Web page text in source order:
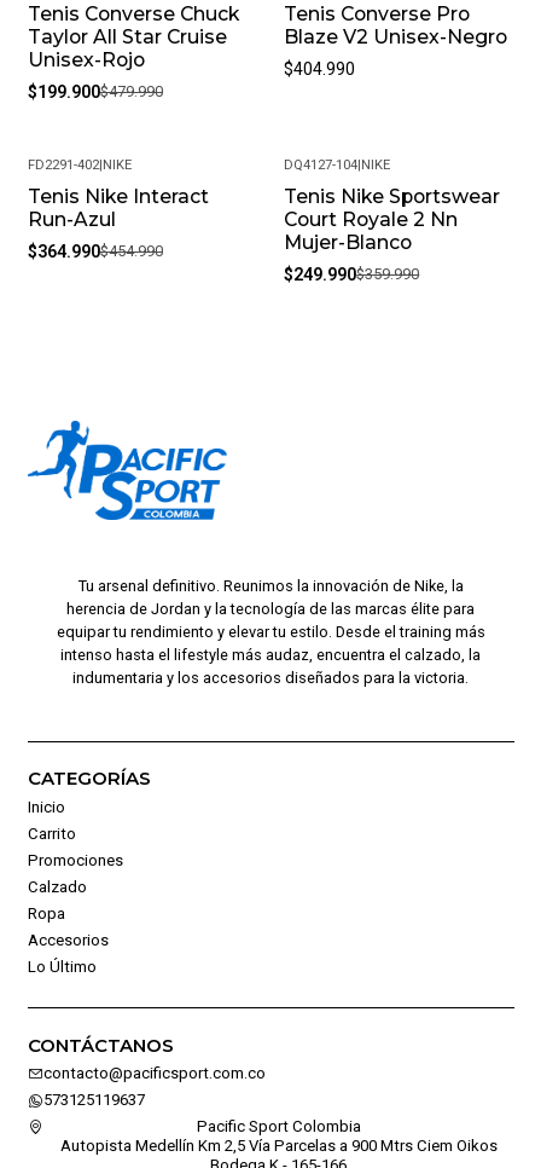
-58%
Tenis Converse Chuck
Taylor All Star Cruise
Unisex-Rojo
$199.900$479.990
Tenis Converse Pro
Blaze V2 Unisex-Negro
$404.990
-20%
FD2291-402| NIKE
Tenis Nike Interact
Run-Azul
$364.990$454.990
-31%
DQ4127-104 NIKE
Tenis Nike Sportswear
Court Royale 2 Nn
Mujer-Blanco
$249.990$359.990
Tu arsenal definitivo. Reunimos la innovación de Nike, la
herencia de Jordan y la tecnología de las marcas élite para
equipar tu rendimiento y elevar tu estilo. Desde el training más
intenso hasta el lifestyle más audaz, encuentra el calzado, la
indumentaria y los accesorios diseñados para la victoria.
CATEGORÍAS
Inicio
Carrito
Promociones
Calzado
Ropa
Accesorios
Lo Último
CONTÁCTANOS
contacto@pacificsport.com.co
573125119637
Pacific Sport Colombia
Autopista Medellín Km 2,5 Vía Parcelas a 900 Mtrs Ciem Oikos